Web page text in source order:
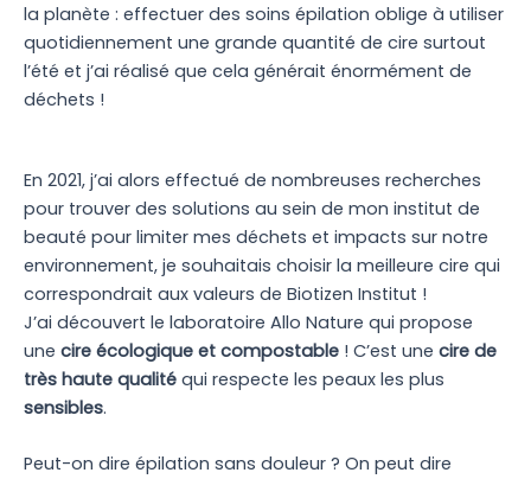
la planète : effectuer des soins épilation oblige à utiliser
quotidiennement une grande quantité de cire surtout
l’été et j’ai réalisé que cela générait énormément de
déchets !
En 2021, j’ai alors effectué de nombreuses recherches
pour trouver des solutions au sein de mon institut de
beauté pour limiter mes déchets et impacts sur notre
environnement, je souhaitais choisir la meilleure cire qui
correspondrait aux valeurs de Biotizen Institut !
J’ai découvert le laboratoire Allo Nature qui propose
une cire écologique et compostable ! C’est une cire de
très haute qualité qui respecte les peaux les plus
sensibles.
Peut-on dire épilation sans douleur ? On peut dire